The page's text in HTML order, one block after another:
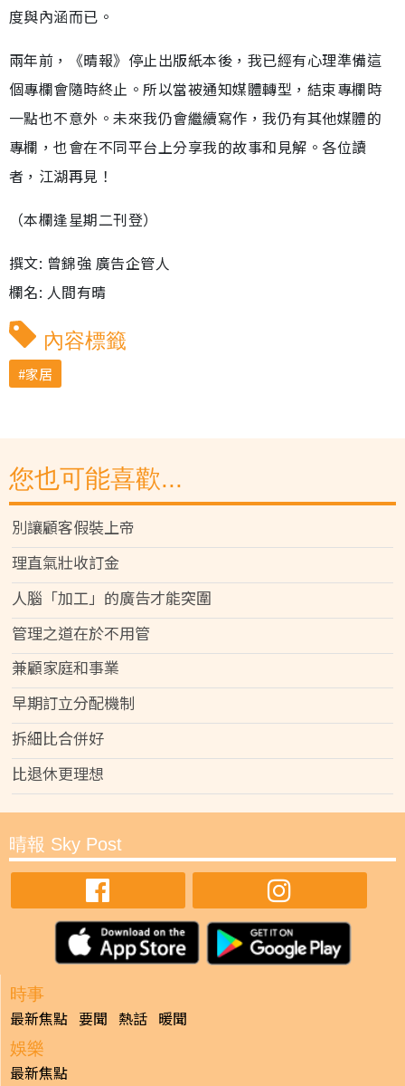
度與內涵而已。
兩年前，《晴報》停止出版紙本後，我已經有心理準備這
個專欄會隨時終止。所以當被通知媒體轉型，結束專欄時
一點也不意外。未來我仍會繼續寫作，我仍有其他媒體的
專欄，也會在不同平台上分享我的故事和見解。各位讀
者，江湖再見！
（本欄逢星期二刊登）
撰文: 曾錦強 廣告企管人
欄名: 人間有晴
內容標籤
家居
您也可能喜歡...
別讓顧客假裝上帝
理直氣壯收訂金
人腦「加工」的廣告才能突圍
管理之道在於不用管
兼顧家庭和事業
早期訂立分配機制
拆細比合併好
比退休更理想
晴報 Sky Post
時事
最新焦點 要聞 熱話 暖聞
娛樂
最新焦點